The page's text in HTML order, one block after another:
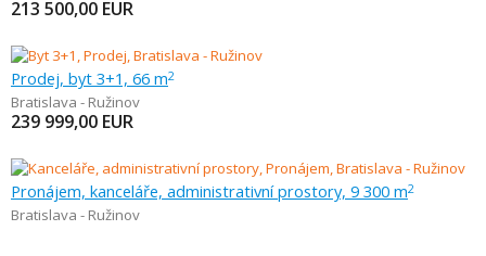
213 500,00 EUR
Prodej, byt 3+1, 66 m2
Bratislava - Ružinov
239 999,00 EUR
Pronájem, kanceláře, administrativní prostory, 9 300 m2
Bratislava - Ružinov